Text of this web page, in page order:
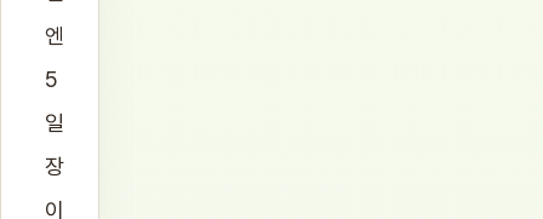
엔
5
일
장
이